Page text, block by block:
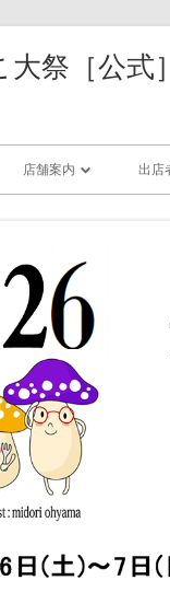
祭［公式］
店舗案内
グッズ捜索
・雑貨
・アクセサリ
・ガラス/レジン
・粘土/陶器/紙/木工/樹脂
・衣類/布小物/刺繍
・絵/書籍/写真
出店